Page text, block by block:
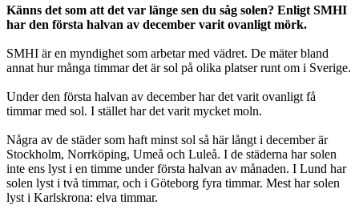
Känns det som att det var länge sen du såg solen? Enligt SMHI
har den första halvan av december varit ovanligt mörk.
SMHI är en myndighet som arbetar med vädret. De mäter bland
annat hur många timmar det är sol på olika platser runt om i Sverige.
Under den första halvan av december har det varit ovanligt få
timmar med sol. I stället har det varit mycket moln.
Några av de städer som haft minst sol så här långt i december är
Stockholm, Norrköping, Umeå och Luleå. I de städerna har solen
inte ens lyst i en timme under första halvan av månaden. I Lund har
solen lyst i två timmar, och i Göteborg fyra timmar. Mest har solen
lyst i Karlskrona: elva timmar.